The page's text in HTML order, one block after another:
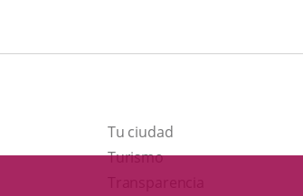
Tu ciudad
TurismoEste